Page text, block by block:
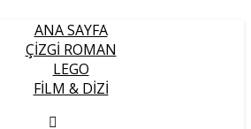
ANA SAYFA
ÇIZGI ROMAN
LEGO
FILM & DIZI